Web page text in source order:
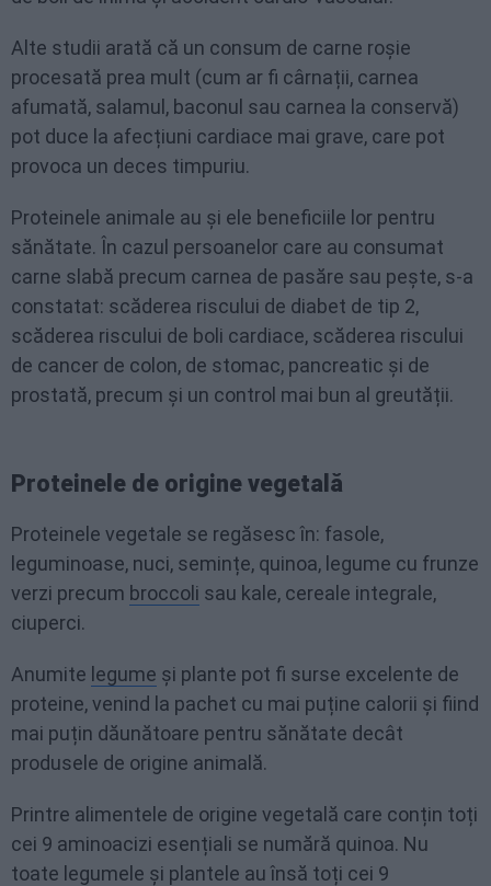
Alte studii arată că un consum de carne roșie
procesată prea mult (cum ar fi cârnații, carnea
afumată, salamul, baconul sau carnea la conservă)
pot duce la afecțiuni cardiace mai grave, care pot
provoca un deces timpuriu.
Proteinele animale au și ele beneficiile lor pentru
sănătate. În cazul persoanelor care au consumat
carne slabă precum carnea de pasăre sau pește, s-a
constatat: scăderea riscului de diabet de tip 2,
scăderea riscului de boli cardiace, scăderea riscului
de cancer de colon, de stomac, pancreatic și de
prostată, precum și un control mai bun al greutății.
Proteinele de origine vegetală
Proteinele vegetale se regăsesc în: fasole,
leguminoase, nuci, semințe, quinoa, legume cu frunze
verzi precum broccoli sau kale, cereale integrale,
ciuperci.
Anumite legume și plante pot fi surse excelente de
proteine, venind la pachet cu mai puține calorii și fiind
mai puțin dăunătoare pentru sănătate decât
produsele de origine animală.
Printre alimentele de origine vegetală care conțin toți
cei 9 aminoacizi esențiali se numără quinoa. Nu
toate legumele și plantele au însă toți cei 9